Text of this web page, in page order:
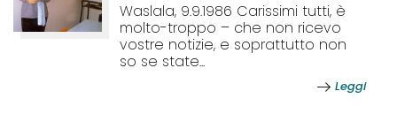
Waslala, 9.9.1986 Carissimi tutti, è
molto-troppo – che non ricevo
vostre notizie, e soprattutto non
so se state...
Leggi